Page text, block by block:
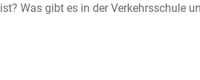
Was gibt es in der Verkehrsschule